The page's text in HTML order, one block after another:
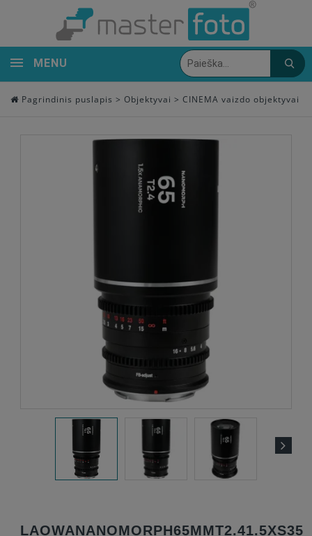
MENU
Pagrindinis puslapis > Objektyvai > CINEMA vaizdo objektyvai
LAOWANANOMORPH65MMT2.41.5XS35